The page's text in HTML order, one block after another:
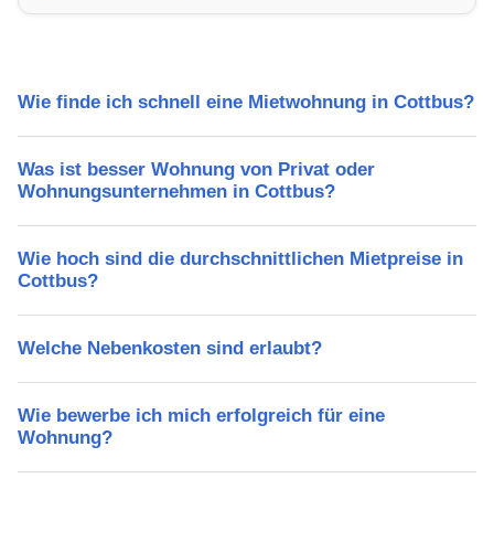
Wie finde ich schnell eine Mietwohnung in Cottbus?
Was ist besser Wohnung von Privat oder
Wohnungsunternehmen in Cottbus?
Wie hoch sind die durchschnittlichen Mietpreise in
Cottbus?
Welche Nebenkosten sind erlaubt?
Wie bewerbe ich mich erfolgreich für eine
Wohnung?